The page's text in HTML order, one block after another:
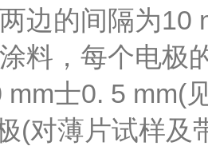
两边的间隔为
料，每个电极
mm士0. 5 mm(
(对薄片试样及